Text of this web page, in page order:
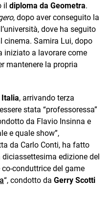
il diploma da Geometra.
, dopo aver conseguito la
dove ha seguito
cinema. Samira Lui, dopo
iniziato a lavorare come
mantenere la propria
Italia, arrivando terza
stata “professoressa”
da Flavio Insinna e
e quale show”,
da Carlo Conti, ha fatto
edizione del
co-conduttrice del game
“, condotto da Gerry Scotti